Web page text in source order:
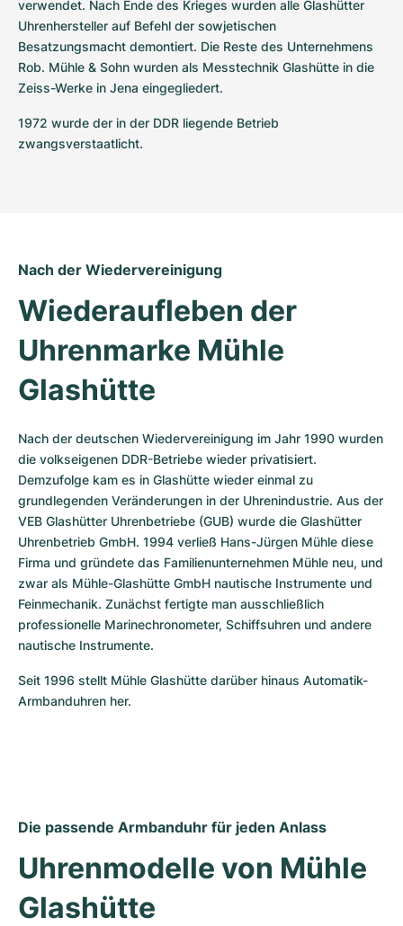
verwendet. Nach Ende des Krieges wurden alle Glashütter
Uhrenhersteller auf Befehl der sowjetischen
Besatzungsmacht demontiert. Die Reste des Unternehmens
Rob. Mühle & Sohn wurden als Messtechnik Glashütte in die
Zeiss-Werke in Jena eingegliedert.
1972 wurde der in der DDR liegende Betrieb
zwangsverstaatlicht.
Nach der Wiedervereinigung
Wiederaufleben der
Uhrenmarke Mühle
Glashütte
Nach der deutschen Wiedervereinigung im Jahr 1990 wurden
die volkseigenen DDR-Betriebe wieder privatisiert.
Demzufolge kam es in Glashütte wieder einmal zu
grundlegenden Veränderungen in der Uhrenindustrie. Aus der
VEB Glashütter Uhrenbetriebe (GUB) wurde die Glashütter
Uhrenbetrieb GmbH. 1994 verließ Hans-Jürgen Mühle diese
Firma und gründete das Familienunternehmen Mühle neu, und
zwar als Mühle-Glashütte GmbH nautische Instrumente und
Feinmechanik. Zunächst fertigte man ausschließlich
professionelle Marinechronometer, Schiffsuhren und andere
nautische Instrumente.
Seit 1996 stellt Mühle Glashütte darüber hinaus Automatik-
Armbanduhren her.
Die passende Armbanduhr für jeden Anlass
Uhrenmodelle von Mühle
Glashütte